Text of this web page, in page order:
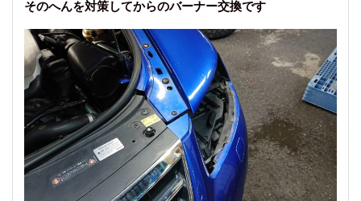
そのへんを対策してからのバーナー交換です